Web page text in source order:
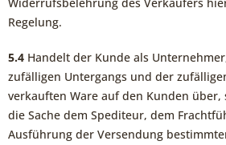
Regelung.
5.4 Handelt der Kunde als
zufälligen Untergangs und der
verkauften Ware auf den Kunden
die Sache dem Spediteur, dem
Ausführung der Versendung